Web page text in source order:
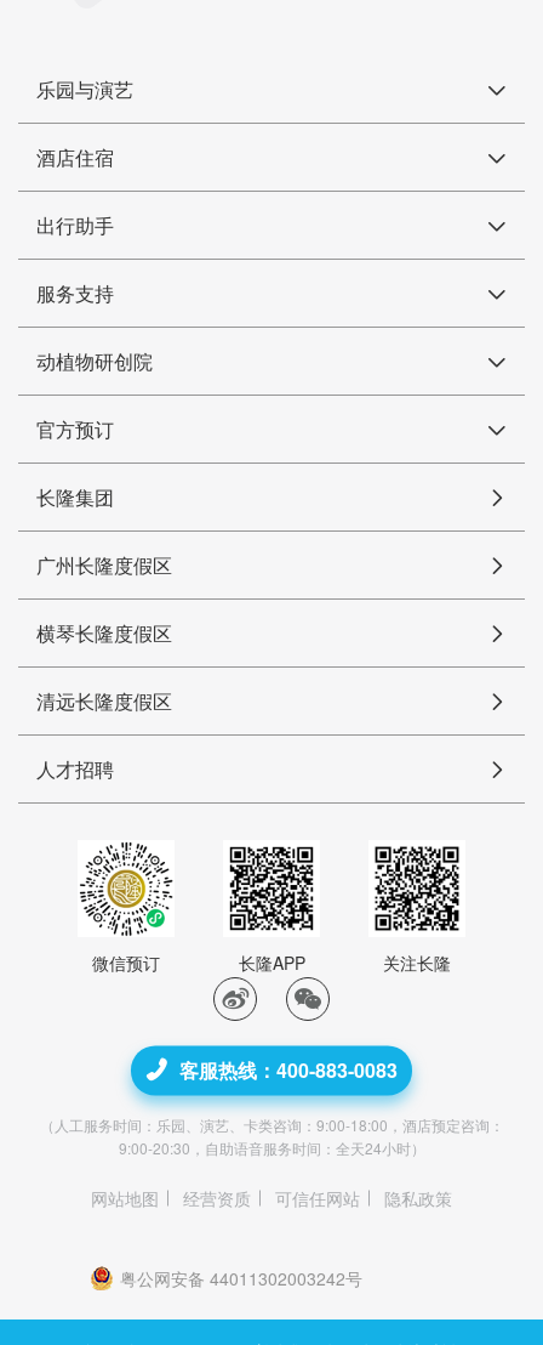
乐园与演艺
酒店住宿
出行助手
服务支持
动植物研创院
官方预订
长隆集团
广州长隆度假区
横琴长隆度假区
清远长隆度假区
人才招聘
微信预订 长隆APP 关注长隆
客服热线：400-883-0083
（人工服务时间：乐园、演艺、卡类咨询：9:00-18:00，酒店预定咨询：
9:00-20:30，自助语音服务时间：全天24小时）
网站地图 经营资质 可信任网站 隐私政策
粤公网安备 44011302003242号